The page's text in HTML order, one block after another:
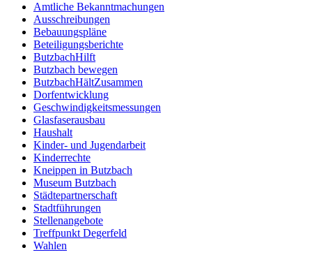
Amtliche Bekanntmachungen
Ausschreibungen
Bebauungspläne
Beteiligungsberichte
ButzbachHilft
Butzbach bewegen
ButzbachHältZusammen
Dorfentwicklung
Geschwindigkeitsmessungen
Glasfaserausbau
Haushalt
Kinder- und Jugendarbeit
Kinderrechte
Kneippen in Butzbach
Museum Butzbach
Städtepartnerschaft
Stadtführungen
Stellenangebote
Treffpunkt Degerfeld
Wahlen